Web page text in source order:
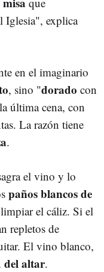
Iglesia", explica
en el imaginario
, sino "dorado con
última cena, con
La razón tiene
.
el vino y lo
paños blancos de
el cáliz. Si el
repletos de
El vino blanco,
altar.